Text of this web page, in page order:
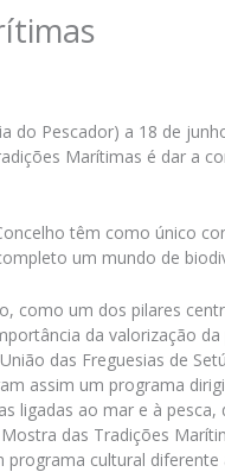
do Pescador) a 18 de
Marítimas é dar a
têm como único
um mundo de
como um dos pilares
da valorização
das Freguesias de
assim um programa
ligadas ao mar e à
das Tradições
cultural diferente